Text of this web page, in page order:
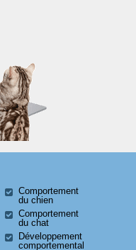
Comportement
du chien
Comportement
du chat
Développement
comportemental